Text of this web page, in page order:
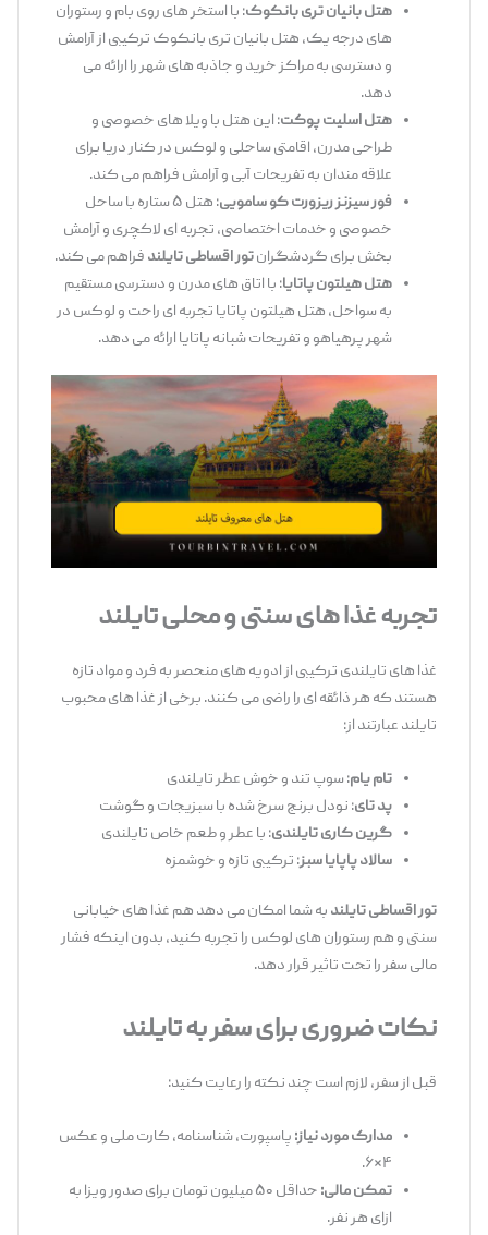
هتل بانیان تری بانکوک: با استخر های روی بام و رستوران
‌های درجه یک، هتل بانیان تری بانکوک ترکیبی از آرامش
و دسترسی به مراکز خرید و جاذبه ‌های شهر را ارائه می
هتل اسلیت پوکت: این هتل با ویلا های خصوصی و
طراحی مدرن، اقامتی ساحلی و لوکس در کنار دریا برای
علاقه‌ مندان به تفریحات آبی و آرامش فراهم می ‌کند.
فور سیزنز ریزورت کو سامویی
: هتل ۵ ستاره با ساحل
خصوصی و خدمات اختصاصی، تجربه ‌ای لاکچری و آرامش
‌بخش برای گردشگرانتور اقساطی تایلندفراهم می ‌کند.
هتل هیلتون پاتایا: با اتاق ‌های مدرن و دسترسی مستقیم
به سواحل، هتل هیلتون پاتایا تجربه ‌ای راحت و لوکس در
شهر پرهیاهو و تفریحات شبانه پاتایا ارائه می ‌دهد.
تجربه غذا های سنتی و محلی تایلند
غذا های تایلندی ترکیبی از ادویه‌ های منحصر به فرد و مواد تازه
هستند که هر ذائقه ‌ای را راضی می ‌کنند. برخی از غذا های محبوب
تایلند عبارتند از:
تام یام: سوپ تند و خوش ‌عطر تایلندی
پد تای : نودل برنج سرخ شده با سبزیجات و گوشت
گرین کاری تایلندی: با عطر و طعم خاص تایلندی
سالاد پاپایا سبز: ترکیبی تازه و خوشمزه
تور اقساطی تایلندبه شما امکان می ‌دهد هم غذا های خیابانی
سنتی و هم رستوران‌ های لوکس را تجربه کنید، بدون اینکه فشار
مالی سفر را تحت تاثیر قرار دهد.
نکات ضروری برای سفر به تایلند
قبل از سفر، لازم است چند نکته را رعایت کنید:
مدارک مورد نیاز:پاسپورت، شناسنامه، کارت ملی و عکس
تمکن مالی:
حداقل ۵۰ میلیون تومان برای صدور ویزا به
ازای هر نفر.